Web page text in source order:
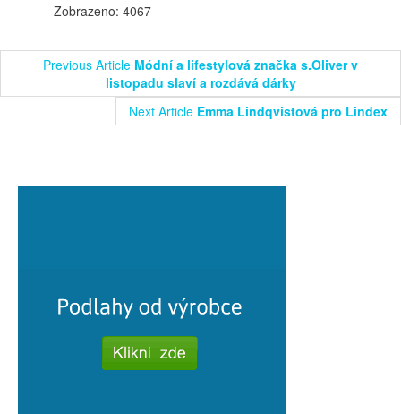
Zobrazeno: 4067
Previous Article Módní a lifestylová značka s.Oliver v
listopadu slaví a rozdává dárky
Next Article Emma Lindqvistová pro Lindex